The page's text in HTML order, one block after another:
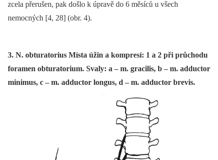
zcela přerušen, pak došlo k úpravě do 6 měsíců u všech
nemocných [4, 28] (obr. 4).
3. N. obturatorius Místa úžin a kompresí: 1 a 2 při průchodu
foramen obturatorium. Svaly: a – m. gracilis, b – m. adductor
minimus, c – m. adductor longus, d – m. adductor brevis.